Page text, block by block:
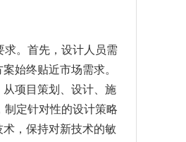
求。首先，设计人员需
始终贴近市场需求。
项目策划、设计、施
制定针对性的设计策略
，保持对新技术的敏